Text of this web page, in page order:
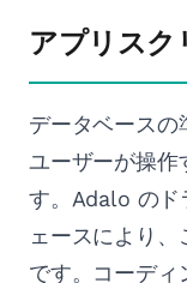
アプリスク
データベースの
ユーザーが操作
す。Adalo のド
ェースにより
です。コーディ